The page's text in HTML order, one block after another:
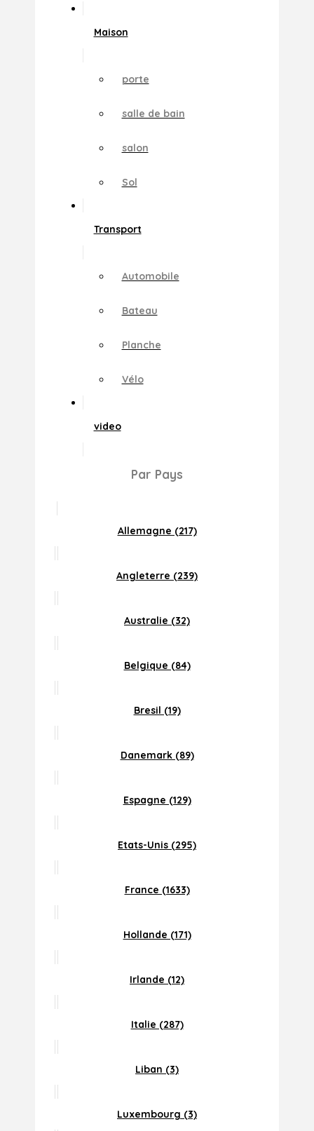
Maison
porte
salle de bain
salon
Sol
Transport
Automobile
Bateau
Planche
Vélo
video
Par Pays
Allemagne (217)
Angleterre (239)
Australie (32)
Belgique (84)
Bresil (19)
Danemark (89)
Espagne (129)
Etats-Unis (295)
France (1633)
Hollande (171)
Irlande (12)
Italie (287)
Liban (3)
Luxembourg (3)